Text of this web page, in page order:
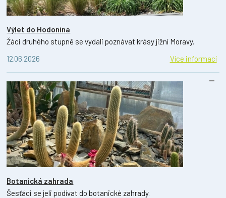
Výlet do Hodonína
Žáci druhého stupně se vydali poznávat krásy jižní Moravy.
12.06.2026
Více informací
Botanická zahrada
Šesťáci se jeli podívat do botanické zahrady.